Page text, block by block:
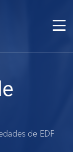
de EDF